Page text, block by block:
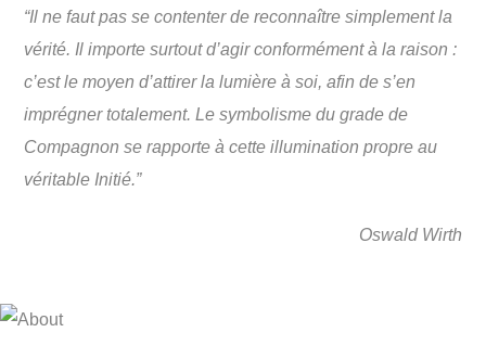
“Il ne faut pas se contenter de reconnaître simplement la
vérité. Il importe surtout d’agir conformément à la raison :
c’est le moyen d’attirer la lumière à soi, afin de s’en
imprégner totalement. Le symbolisme du grade de
Compagnon se rapporte à cette illumination propre au
véritable Initié.”
Oswald Wirth